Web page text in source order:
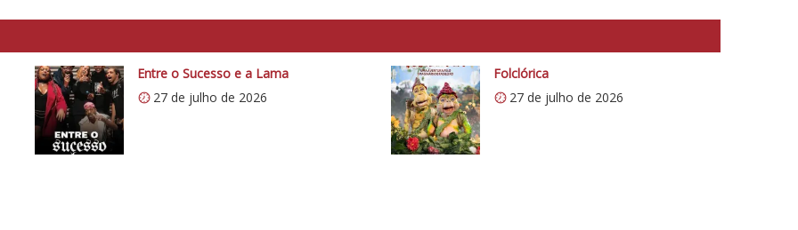
Entre o Sucesso e a Lama
27 de julho de 2026
Folclórica
27 de julho de 2026